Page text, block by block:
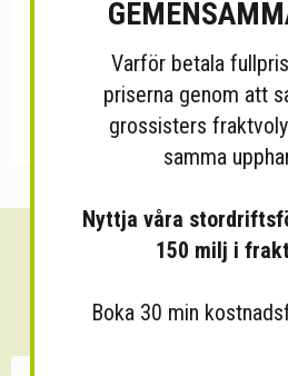
Sänk dina
30 minuters
Varför betala
priserna genom att
grossisters
samma
Nyttja våra
150 milj i
Boka 30 min